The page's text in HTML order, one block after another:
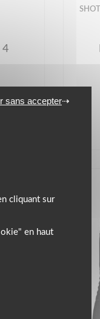
4
SHOT
cliquant sur
en haut
sans accepter